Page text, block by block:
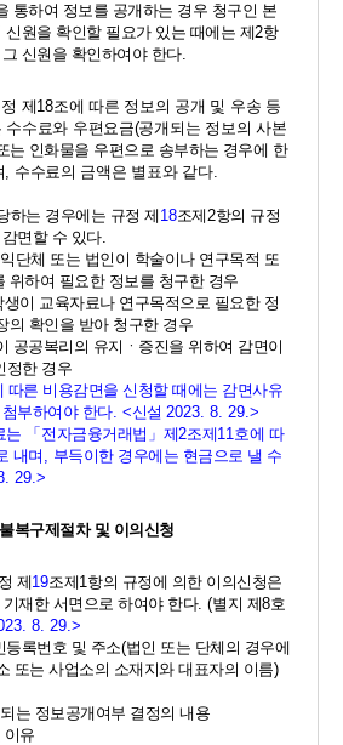
통하여 정보를 공개하는 경우 청구인 본
신원을 확인할 필요가 있는 때에는 제2항
신원을 확인하여야 한다.
제18조에 따른 정보의 공개 및 우송 등
수료와 우편요금(공개되는 정보의 사본
는 인화물을 우편으로 송부하는 경우에 한
, 수수료의 금액은 별표와 같다.
하는 경우에는 규정 제 18조제2항의 규정
면할 수 있다.
단체 또는 법인이 학술이나 연구목적 또
위하여 필요한 정보를 청구한 경우
이 교육자료나 연구목적으로 필요한 정
의 확인을 받아 청구한 경우
공공복리의 유지ㆍ증진을 위하여 감면이
정한 경우
따른 비용감면을 신청할 때에는 감면사유
부하여야 한다. <신설 2023. 8. 29.>
는 「 전자금융거래법 」 제2조제11호에 따
내며 , 부득이한 경우에는 현금으로 낼 수
29.>
복구제절차 및 이의신청
제19조제1항의 규정에 의한 이의신청은
재한 서면으로 하여야 한다. (별지 제8호
8. 29.>
등록번호 및 주소(법인 또는 단체의 경우에
또는 사업소의 소재지와 대표자의 이름)
는 정보공개여부 결정의 내용
이유